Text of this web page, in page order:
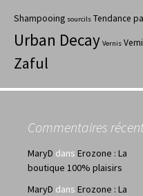
Shampooing sourcils Tendance
Urban Decay Vernis
Zaful
Commentaires
MaryD dans Erozone : La
boutique 100% plaisirs
MaryD dans Erozone : La